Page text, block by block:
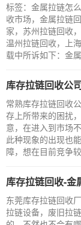
标签：金属拉链怎
收市场，金属拉链
家，苏州拉链回收
温州拉链回收，上
载中所诉如下：金
库存拉链回收公司回收量巨
常熟库存拉链回收
存上所带来的困扰
意，在进入到市场
此种现象的出现也
障，想在目前竞争
库存拉链回收-金属拉链回
东莞库存拉链回收
拉链设备，废旧拉